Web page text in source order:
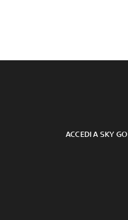
ACCEDI A SKY GO